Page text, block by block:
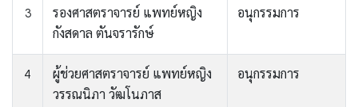
3
รองศาสตราจารย์ แพทย์หญิง
กังสดาล ตันจรารักษ์
อนุกรรมการ
4
ผู้ช่วยศาสตราจารย์ แพทย์หญิง
วรรณนิภา วัฒโนภาส
อนุกรรมการ